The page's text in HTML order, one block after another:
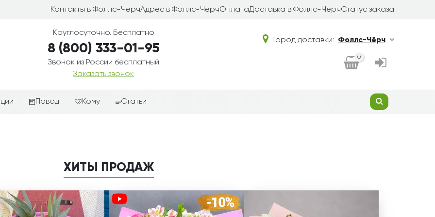
Контакты в Фоллс-ЧёрчАдрес в Фоллс-ЧёрчОплатаДоставка в Фоллс-ЧёрчСтатус заказа
Круглосуточно. Бесплатно
8 (800) 333-01-95
Звонок из России бесплатный
Заказать звонок
Город доставки: Фоллс-Чёрч
0
корзины
корзины
Повод
День рождения
Любовь
Просто так
Кому
Мужчине
Папе
Статьи
ХИТЫ ПРОДАЖ